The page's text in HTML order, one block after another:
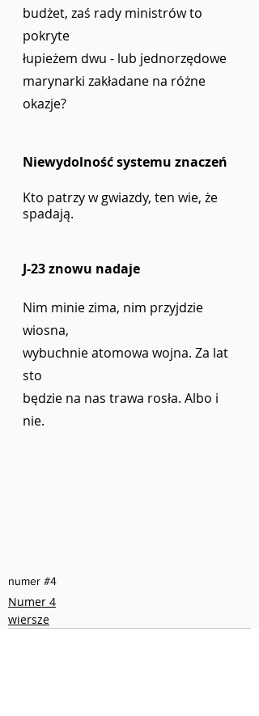
budżet, zaś rady ministrów to
pokryte
łupieżem dwu - lub jednorzędowe
marynarki zakładane na różne
okazje?
Niewydolność systemu znaczeń
Kto patrzy w gwiazdy, ten wie, że
spadają.
J-23 znowu nadaje
Nim minie zima, nim przyjdzie
wiosna,
wybuchnie atomowa wojna. Za lat
sto
będzie na nas trawa rosła. Albo i
nie.
numer #4
Numer 4
wiersze